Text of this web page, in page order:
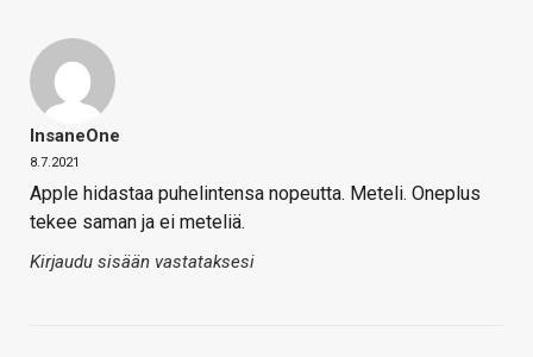
InsaneOne
8.7.2021
Apple hidastaa puhelintensa nopeutta. Meteli. Oneplus
tekee saman ja ei meteliä.
Kirjaudu sisään vastataksesi